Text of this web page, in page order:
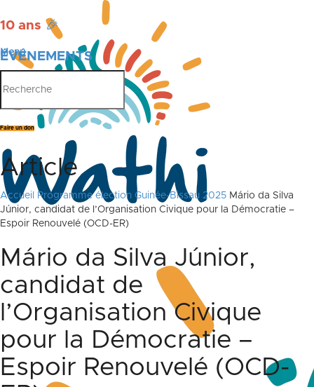
10 ans 🎉
ÉVÉNEMENTS
PUBLICATIONS
Menu
Faire un don
Article
Accueil Programme élection Guinée-Bissau 2025 Mário da Silva
Júnior, candidat de l’Organisation Civique pour la Démocratie –
Espoir Renouvelé (OCD-ER)
Mário da Silva Júnior,
candidat de
l’Organisation Civique
pour la Démocratie –
Espoir Renouvelé (OCD-